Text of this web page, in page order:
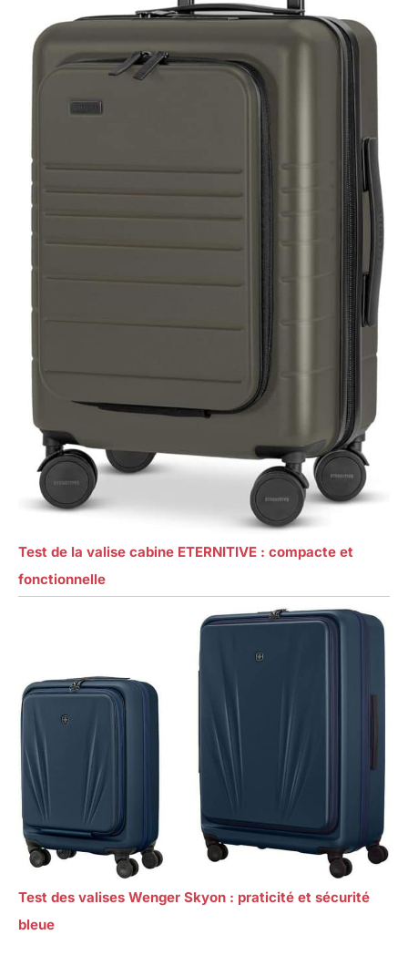
Test de la valise cabine ETERNITIVE : compacte et
fonctionnelle
Test des valises Wenger Skyon : praticité et sécurité
bleue